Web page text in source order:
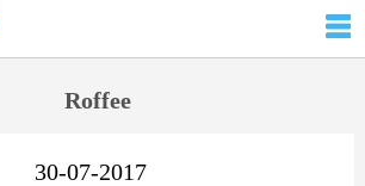
Roffee
30-07-2017